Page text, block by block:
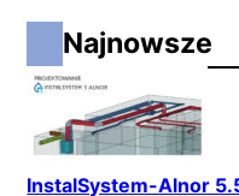
Najnowsze
InstalSystem-Alnor